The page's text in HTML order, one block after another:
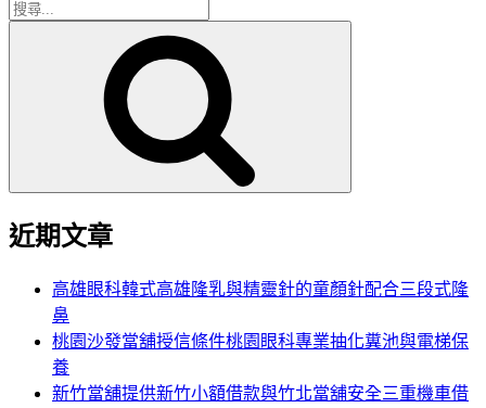
搜
近期文章
高雄眼科韓式高雄隆乳與精靈針的童顏針配合三段式隆
鼻
桃園沙發當舖授信條件桃園眼科專業抽化糞池與電梯保
養
新竹當舖提供新竹小額借款與竹北當舖安全三重機車借